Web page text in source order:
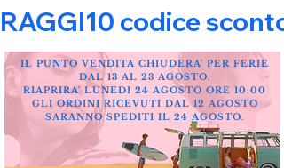
RAGGI10 codice
IL PUNTO VENDITA CHIUDERA' PER FERIE
DAL 13 AL 23 AGOSTO.
RIAPRIRA' LUNEDI 24 AGOSTO ORE 10:00
GLI ORDINI RICEVUTI DAL 12 AGOSTO
SARANNO SPEDITI IL 24 AGOSTO.